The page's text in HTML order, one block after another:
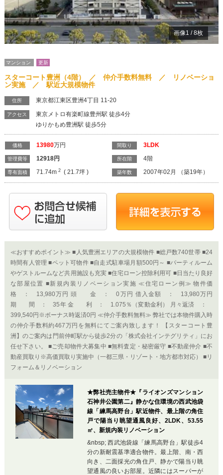
画像1 /8枚
マンション 更新
スターコート豊洲（4階） ／ 仲介手数料無料 ／ リノベーショ
ン実施 ／ 駅近大規模物件
住所 東京都江東区豊洲4丁目 11-20
アクセス
東京メトロ有楽町線豊州駅 徒歩4分
ゆりかもめ豊洲駅 徒歩5分
価格 13980万円
管理費等 12918円
専有面積 71.74m2 ( 21.7坪 )
間取り 3LDK
所在階 4階
築年数 2007年02月 （築19年）
≪おすすめポイント≫ ■人気豊洲エリアの大規模物件 ■総戸数740世帯 ■24
時間有人管理 ■ペット可物件 ■自走式駐車場月額500円～ ■パーティルーム
やゲストルームなど共用施設も充実 ■住宅ローン控除利用可 ■日当たり良好
な部屋位置 ■新規内装リノベーション実施 ≪住宅ローン例≫ 物件価
格 ： 13,980万円 頭 金 ： 0万円 借入金額 ： 13,980万円
期 間 ： 35年 金 利 ： 1.075％（変動金利） 月々返済 ：
399,540円※ボーナス時返済0円 ≪仲介手数料無料≫ 弊社では本物件購入時
の仲介手数料約467万円を無料にてご案内致します！ 【スターコート豊
洲】のご案内は門前仲町駅から徒歩2分の「株式会社インテグリティ」にお
任せ下さい。 ■ご売却物件大募集中 ■無料査定・秘密厳守 ■不動産仲介 ■不
動産買取り※高価買取り実施中（一都三県・リゾート・地方都市対応） ■リ
フォーム＆リノベーション
★弊社売主物件★『ライオンズマンション
石神井公園第二』静かな住環境の西武池袋
線「練馬高野台」駅近物件、最上階の角住
戸で陽当り眺望通風良好、2LDK、53.55
㎡、新規内装リノベーション
&nbsp; 西武池袋線「練馬高野台」駅徒歩4
分の新耐震基準適合物件。最上階、南・西
向き、二面採光の角住戸、静かで陽当り眺
望通風の良いお部屋。近隣にはスーパーが